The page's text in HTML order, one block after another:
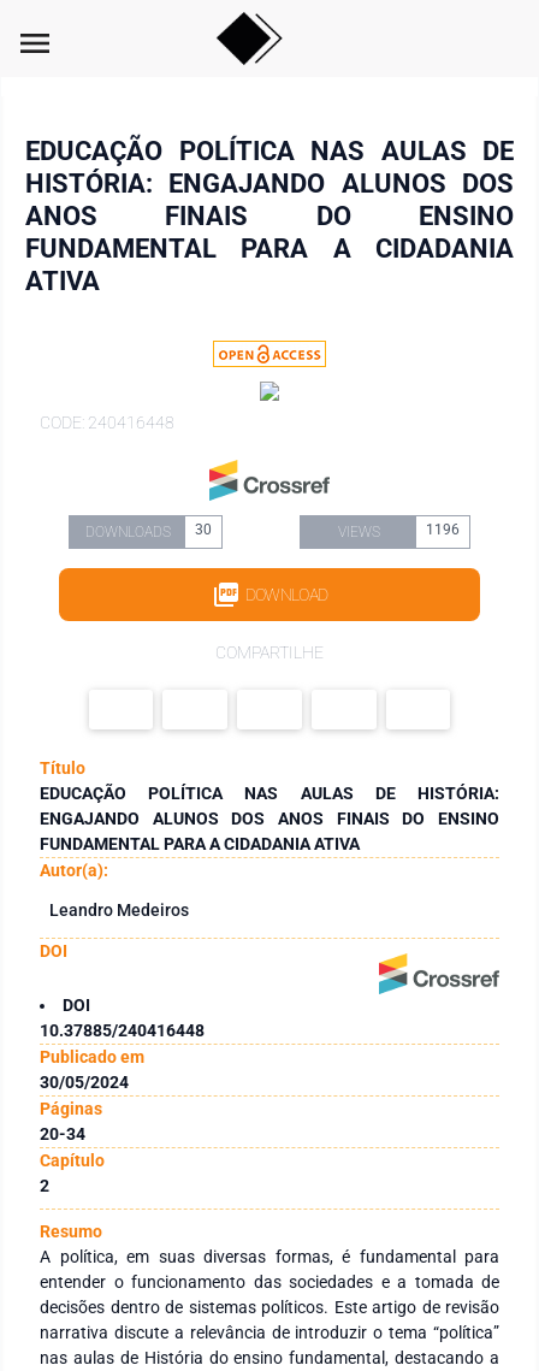
menu
EDUCAÇÃO POLÍTICA NAS AULAS DE
HISTÓRIA: ENGAJANDO ALUNOS DOS
ANOS FINAIS DO ENSINO
FUNDAMENTAL PARA A CIDADANIA
ATIVA
CODE: 240416448
DOWNLOADS 30 VIEWS 1196
DOWNLOAD
COMPARTILHE
Título
EDUCAÇÃO POLÍTICA NAS AULAS DE HISTÓRIA:
ENGAJANDO ALUNOS DOS ANOS FINAIS DO ENSINO
FUNDAMENTAL PARA A CIDADANIA ATIVA
Autor(a):
Leandro Medeiros
DOI
DOI
10.37885/240416448
Publicado em
30/05/2024
Páginas
20-34
Capítulo
2
Resumo
A política, em suas diversas formas, é fundamental para
entender o funcionamento das sociedades e a tomada de
decisões dentro de sistemas políticos. Este artigo de revisão
narrativa discute a relevância de introduzir o tema “política”
nas aulas de História do ensino fundamental, destacando a